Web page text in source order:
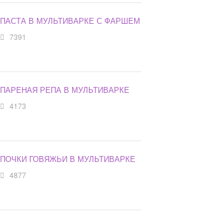
ПАСТА В МУЛЬТИВАРКЕ С ФАРШЕМ
7391
ПАРЕНАЯ РЕПА В МУЛЬТИВАРКЕ
4173
ПОЧКИ ГОВЯЖЬИ В МУЛЬТИВАРКЕ
4877